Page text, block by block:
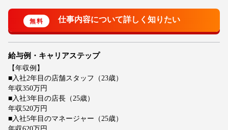
給与例・キャリアステップ
【年収例】
■入社2年目の店舗スタッフ（23歳）
年収350万円
■入社3年目の店長（25歳）
年収520万円
■入社5年目のマネージャー（25歳）